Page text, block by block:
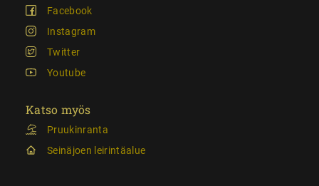
Facebook
Instagram
Twitter
Youtube
Katso myös
Pruukinranta
Seinäjoen leirintäalue